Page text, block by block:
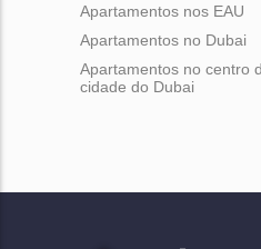
Apartamentos nos EAU
Apartamentos no Dubai
Apartamentos no centro
cidade do Dubai